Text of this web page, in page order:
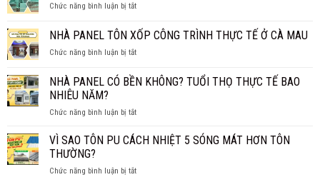
TRẦN
THỐNG?
4
GIA
NHỎ
NHANH
Chức năng bình luận bị tắtở
XPS
CÁCH
ÂM
SÀN,
NHÀ PANEL TÔN XỐP CÔNG TRÌNH THỰC TẾ Ở CÀ MAU
Chức năng bình luận bị tắtở
PANEL
TÔN
CÔNG
THỰC
CÀ
NHÀ PANEL CÓ BỀN KHÔNG? TUỔI THỌ THỰC TẾ BAO
NHIÊU NĂM?
Chức năng bình luận bị tắtở
PANEL
KHÔNG?
VÌ SAO TÔN PU CÁCH NHIỆT 5 SÓNG MÁT HƠN TÔN
THƯỜNG?
Chức năng bình luận bị tắtở